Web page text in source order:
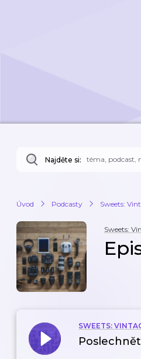
Najděte si:
Úvod Podcasty Sweets:
Sweets:
SWEETS: